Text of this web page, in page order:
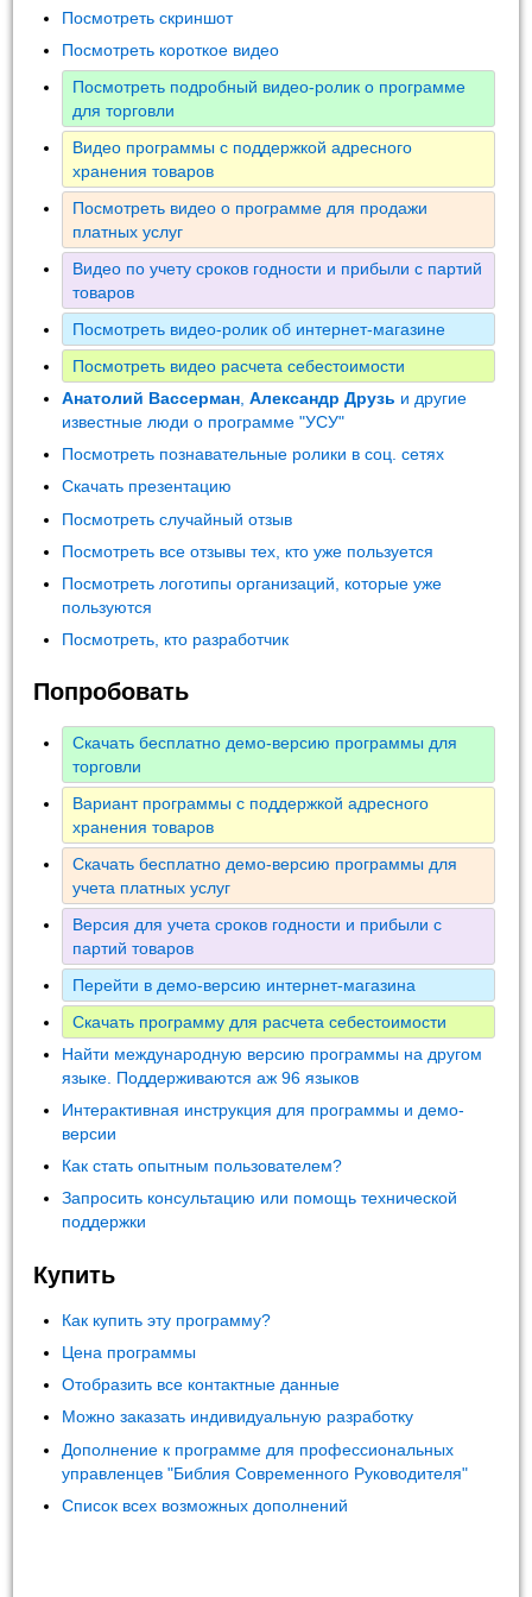
Посмотреть скриншот
Посмотреть короткое видео
Посмотреть подробный видео-ролик о программе
для торговли
Видео программы с поддержкой адресного
хранения товаров
Посмотреть видео о программе для продажи
платных услуг
Видео по учету сроков годности и прибыли с партий
товаров
Посмотреть видео-ролик об интернет-магазине
Посмотреть видео расчета себестоимости
Анатолий Вассерман ,Александр Друзь и другие
известные люди о программе "УСУ"
Посмотреть познавательные ролики в соц. сетях
Скачать презентацию
Посмотреть случайный отзыв
Посмотреть все отзывы тех, кто уже пользуется
Посмотреть логотипы организаций, которые уже
пользуются
Посмотреть, кто разработчик
Попробовать
Скачать бесплатно демо-версию программы для
торговли
Вариант программы с поддержкой адресного
хранения товаров
Скачать бесплатно демо-версию программы для
учета платных услуг
Версия для учета сроков годности и прибыли с
партий товаров
Перейти в демо-версию интернет-магазина
Скачать программу для расчета себестоимости
Найти международную версию программы на другом
языке. Поддерживаются аж 96 языков
Интерактивная инструкция для программы и демо-
версии
Как стать опытным пользователем?
Запросить консультацию или помощь технической
поддержки
Купить
Как купить эту программу?
Цена программы
Отобразить все контактные данные
Можно заказать индивидуальную разработку
Дополнение к программе для профессиональных
управленцев "Библия Современного Руководителя"
Список всех возможных дополнений